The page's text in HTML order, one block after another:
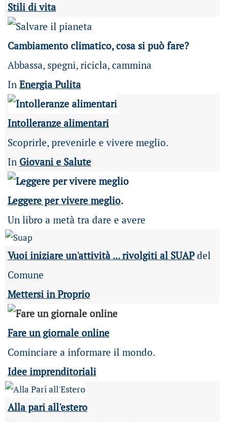
Stili di vita
Cambiamento climatico, cosa si può fare?
Abbassa, spegni, ricicla, cammina
In Energia Pulita
Intolleranze alimentari
Scoprirle, prevenirle e vivere meglio.
In Giovani e Salute
Leggere per vivere meglio.
Un libro a metà tra dare e avere
Vuoi iniziare un'attività ... rivolgiti al SUAPdel
Comune
Mettersi in Proprio
Fare un giornale online
Cominciare a informare il mondo.
Idee imprenditoriali
Alla pari all'estero